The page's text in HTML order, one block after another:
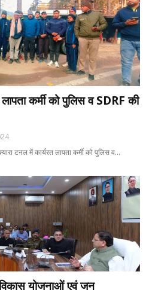
कर्मी को पुलिस व SDRF की
टनल में कार्यरत लापता कर्मी को पुलिस व…
योजनाओं एवं जन